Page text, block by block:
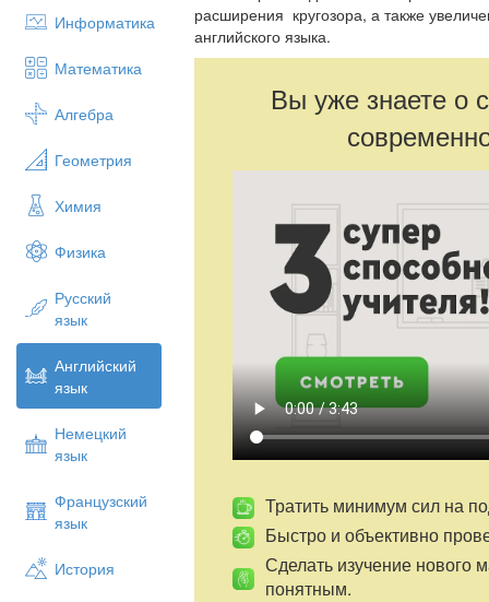
Информатика
Математика
Алгебра
Геометрия
Химия
Физика
Русский
язык
Английский
язык
Немецкий
язык
Французский
язык
История
расширения кругозора, а также
английского языка.
Вы уже знаете о
Тратить минимум сил на
Быстро и объективно
Сделать изучение нового
понятным.